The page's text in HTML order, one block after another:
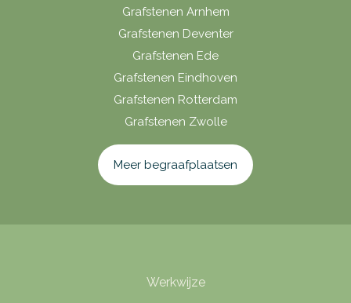
Grafstenen Arnhem
Grafstenen Deventer
Grafstenen Ede
Grafstenen Eindhoven
Grafstenen Rotterdam
Grafstenen Zwolle
Meer begraafplaatsen
Werkwijze